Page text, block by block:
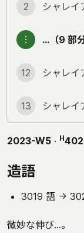
2 シャレ
︙ …（9 部
12 シャレ
13 シャレ
2023-W5 · H
造語
3019 語 →
微妙な伸び…。